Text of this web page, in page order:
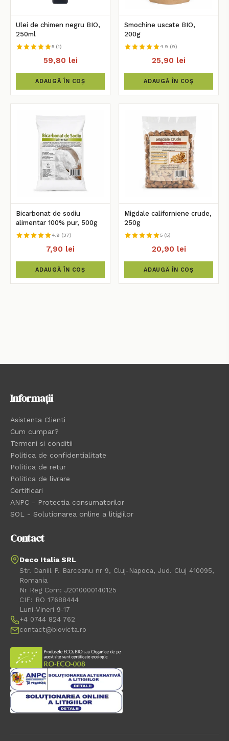
Ulei de chimen negru BIO,
250ml
5 (1)
59,80 lei
ADAUGĂ ÎN COȘ
Smochine uscate BIO,
200g
4.9 (9)
25,90 lei
ADAUGĂ ÎN COȘ
Bicarbonat de sodiu
alimentar 100% pur, 500g
4.9 (37)
7,90 lei
ADAUGĂ ÎN COȘ
Migdale californiene crude,
250g
5 (5)
20,90 lei
ADAUGĂ ÎN COȘ
Informații
Asistenta Clienti
Cum cumpar?
Termeni si conditii
Politica de confidentialitate
Politica de retur
Politica de livrare
Certificari
ANPC - Protectia consumatorilor
SOL - Solutionarea online a litigiilor
Contact
Deco Italia SRL
Str. Daniil P. Barceanu nr 9, Cluj-Napoca, Jud. Cluj 410095,
Romania
Nr Reg Com: J2010000140125
CIF: RO 17688444
Luni-Vineri 9-17
+4 0744 824 762
contact@biovicta.ro